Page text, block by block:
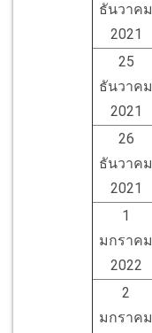
ธันวาคม
2021
25
ธันวาคม
2021
26
ธันวาคม
2021
1
มกราคม
2022
2
มกราคม